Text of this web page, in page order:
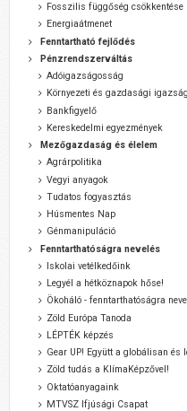
Fosszilis függőség csökkentése
Energiaátmenet
Fenntartható fejlődés
Pénzrendszerváltás
Adóigazságosság
Környezeti és gazdasági
Bankfigyelő
Kereskedelmi egyezmények
Mezőgazdaság és élelem
Agrárpolitika
Vegyi anyagok
Tudatos fogyasztás
Húsmentes Nap
Génmanipuláció
Fenntarthatóságra nevelés
Iskolai vetélkedőink
Legyél a hétköznapok hőse!
Ökoháló - fenntarthatóságra
Zöld Európa Tanoda
LÉPTÉK képzés
Gear UP! Együtt a globálisan
Zöld tudás a KlímaKépzővel!
Oktatóanyagaink
MTVSZ Ifjúsági Csapat